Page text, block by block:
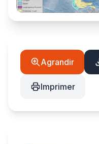
Agrandir
Imprimer